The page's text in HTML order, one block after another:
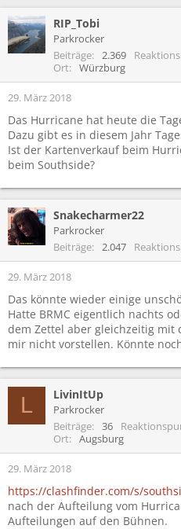
RIP_Tobi
Parkrocker
Beiträge
2.369
Ort
Würzburg
29. März 2018
Das Hurricane hat heute die
Dazu gibt es in diesem Jahr
Ist der Kartenverkauf beim
beim Southside?
Snakecharmer22
Parkrocker
Beiträge
2.047
29. März 2018
Das könnte wieder einige
Hatte BRMC eigentlich nachts
dem Zettel aber gleichzeitig mit
mir nicht vorstellen. Könnte
L LivinItUp
Parkrocker
Beiträge
36
Ort
Augsburg
29. März 2018
https://clashfinder.com/s/
nach der Aufteilung vom
Aufteilungen auf den Bühnen.